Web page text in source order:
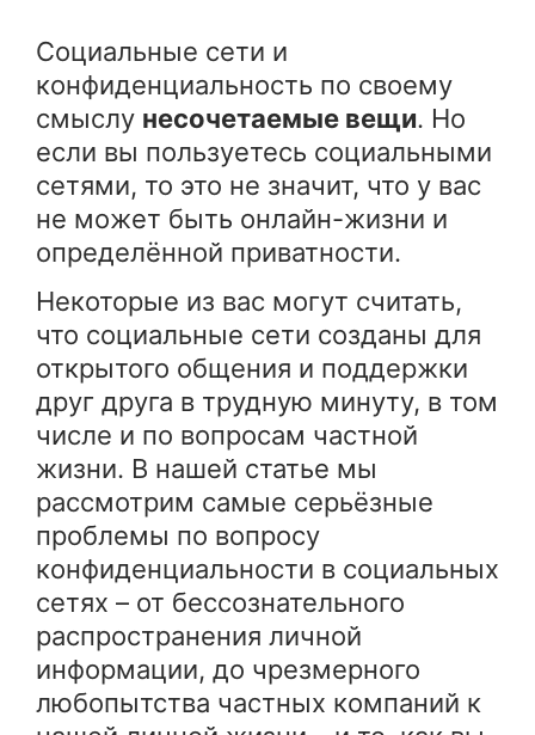
Социальные сети и
конфиденциальность по своему
смыслу несочетаемые вещи. Но
если вы пользуетесь социальными
сетями, то это не значит, что у вас
не может быть онлайн-жизни и
определённой приватности.
Некоторые из вас могут считать,
что социальные сети созданы для
открытого общения и поддержки
друг друга в трудную минуту, в том
числе и по вопросам частной
жизни. В нашей статье мы
рассмотрим самые серьёзные
проблемы по вопросу
конфиденциальности в социальных
сетях – от бессознательного
распространения личной
информации, до чрезмерного
любопытства частных компаний к